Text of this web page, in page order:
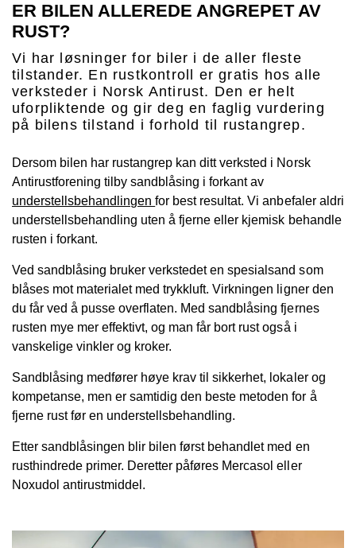
ER BILEN ALLEREDE ANGREPET AV
RUST?
Vi har løsninger for biler i de aller fleste
tilstander. En rustkontroll er gratis hos alle
verksteder i Norsk Antirust. Den er helt
uforpliktende og gir deg en faglig vurdering
på bilens tilstand i forhold til rustangrep.
Dersom bilen har rustangrep kan ditt verksted i Norsk
Antirustforening tilby sandblåsing i forkant av
understellsbehandlingenfor best resultat. Vi anbefaler aldri
understellsbehandling uten å fjerne eller kjemisk behandle
rusten i forkant.
Ved sandblåsing bruker verkstedet en spesialsand som
blåses mot materialet med trykkluft. Virkningen ligner den
du får ved å pusse overflaten. Med sandblåsing fjernes
rusten mye mer effektivt, og man får bort rust også i
vanskelige vinkler og kroker.
Sandblåsing medfører høye krav til sikkerhet, lokaler og
kompetanse, men er samtidig den beste metoden for å
fjerne rust før en understellsbehandling.
Etter sandblåsingen blir bilen først behandlet med en
rusthindrede primer. Deretter påføres Mercasol eller
Noxudol antirustmiddel.